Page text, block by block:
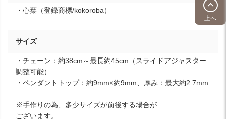
・心葉（登録商標/kokoroba）
サイズ
・チェーン：約38cm～最長約45cm（スライドアジャスター
調整可能）
・ペンダントトップ：約9mm×約9mm、厚み：最大約2.7mm
※手作りの為、多少サイズが前後する場合が
ございます。
上へ